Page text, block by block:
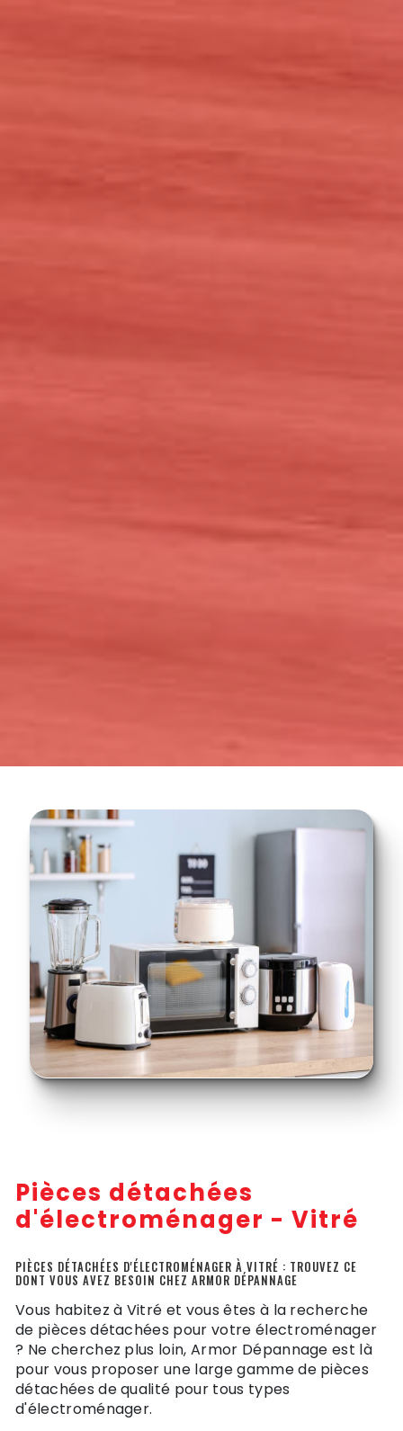
Pièces détachées
d'électroménager - Vitré
PIÈCES DÉTACHÉES D'ÉLECTROMÉNAGER À VITRÉ : TROUVEZ CE
DONT VOUS AVEZ BESOIN CHEZ ARMOR DÉPANNAGE
Vous habitez à Vitré et vous êtes à la recherche
de pièces détachées pour votre électroménager
? Ne cherchez plus loin, Armor Dépannage est là
pour vous proposer une large gamme de pièces
détachées de qualité pour tous types
d'électroménager.